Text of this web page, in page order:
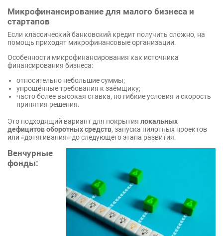
Микрофинансирование для малого бизнеса и
стартапов
Если классический банковский кредит получить сложно, на
помощь приходят микрофинансовые организации.
Особенности микрофинансирования как источника
финансирования бизнеса:
относительно небольшие суммы;
упрощённые требования к заёмщику;
часто более высокая ставка, но гибкие условия и скорость
принятия решения.
Это подходящий вариант для покрытия локальных
дефицитов оборотных средств, запуска пилотных проектов
или «дотягивания» до следующего этапа развития.
Венчурные
фонды: